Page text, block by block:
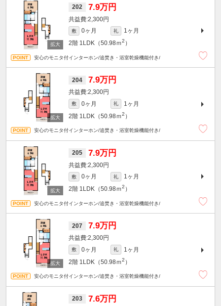
202 7.9万円
2,300円
敷 0ヶ月 礼
1ヶ月
2階 1LDK（50.98ｍ2 ）
安心のモニタ付インターホン/追焚き・浴室乾燥機能付き/
204 7.9万円
2,300円
敷 0ヶ月 礼
1ヶ月
2階 1LDK（50.98ｍ2 ）
安心のモニタ付インターホン/追焚き・浴室乾燥機能付き/
205 7.9万円
2,300円
敷 0ヶ月 礼
1ヶ月
2階 1LDK（50.98ｍ2 ）
安心のモニタ付インターホン/追焚き・浴室乾燥機能付き/
207 7.9万円
2,300円
敷 0ヶ月 礼
1ヶ月
2階 1LDK（50.98ｍ2 ）
安心のモニタ付インターホン/追焚き・浴室乾燥機能付き/
203 7.6万円